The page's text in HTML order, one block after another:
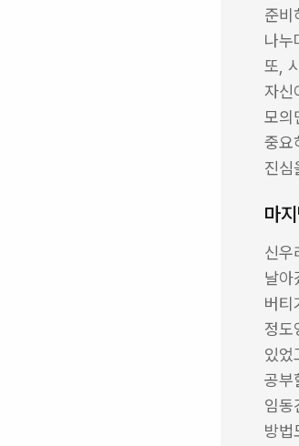
준비
나누
또,
자신
모의
중요
진심
마
신우
날아
버티
정도
있었
공부
임동
방법